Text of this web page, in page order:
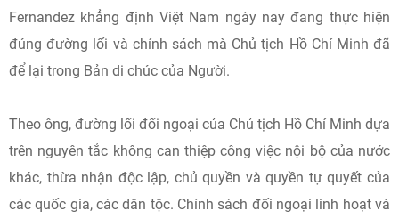
Fernandez khẳng định Việt Nam ngày nay đang thực hiện
đúng đường lối và chính sách mà Chủ tịch Hồ Chí Minh đã
để lại trong Bản di chúc của Người.
Theo ông, đường lối đối ngoại của Chủ tịch Hồ Chí Minh dựa
trên nguyên tắc không can thiệp công việc nội bộ của nước
khác, thừa nhận độc lập, chủ quyền và quyền tự quyết của
các quốc gia, các dân tộc. Chính sách đối ngoại linh hoạt và